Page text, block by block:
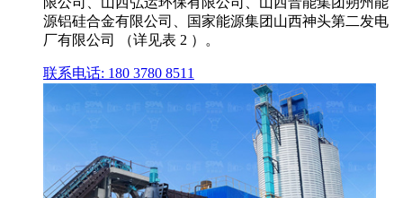
源铝硅合金有限公司、国家能源集团山西神头第二发电
厂有限公司 （详见表 2 ）。
联系电话: 180 3780 8511